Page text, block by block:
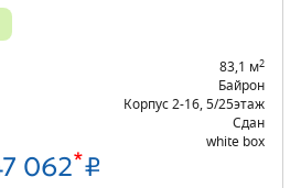
83,1 м2
Байрон
Корпус 2-16 5/25этаж
Сдан
white box
062*₽